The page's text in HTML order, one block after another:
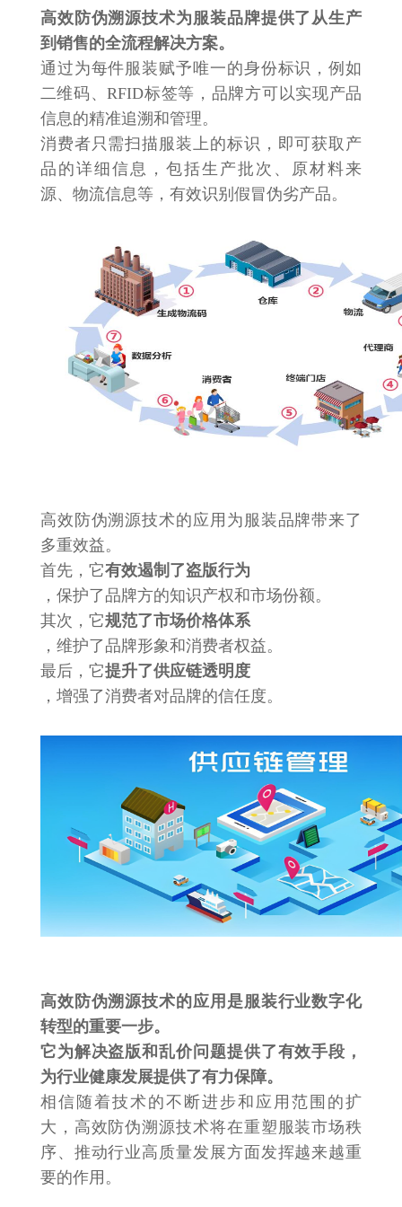
高效防伪溯源技术为服装品牌提供了从生产
到销售的全流程解决方案。
通过为每件服装赋予唯一的身份标识，例如
二维码、RFID标签等，品牌方可以实现产品
信息的精准追溯和管理。
消费者只需扫描服装上的标识，即可获取产
品的详细信息，包括生产批次、原材料来
源、物流信息等，有效识别假冒伪劣产品。
高效防伪溯源技术的应用为服装品牌带来了
多重效益。
首先，它有效遏制了盗版行为
，保护了品牌方的知识产权和市场份额。
其次，它规范了市场价格体系
，维护了品牌形象和消费者权益。
最后，它提升了供应链透明度
，增强了消费者对品牌的信任度。
高效防伪溯源技术的应用是服装行业数字化
转型的重要一步。
它为解决盗版和乱价问题提供了有效手段，
为行业健康发展提供了有力保障。
相信随着技术的不断进步和应用范围的扩
大，高效防伪溯源技术将在重塑服装市场秩
序、推动行业高质量发展方面发挥越来越重
要的作用。